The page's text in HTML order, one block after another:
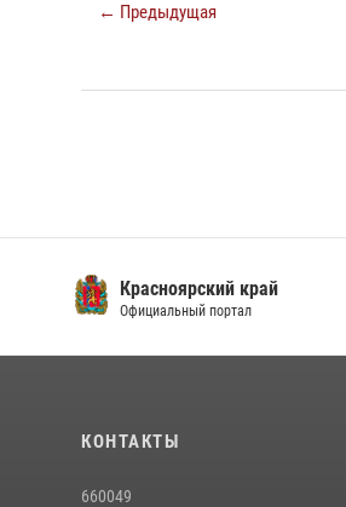
← Предыдущая
Красноярский край
Официальный портал
КОНТАКТЫ
660049